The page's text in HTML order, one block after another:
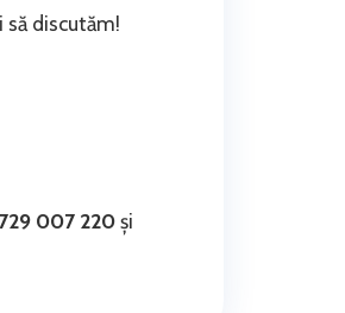
discutăm!
007 220și